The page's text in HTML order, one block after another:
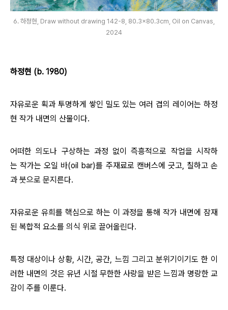
6. 하정현, Draw without drawing 142-8, 80.3x80.3cm, Oil on Canvas,
2024
하정현 (b. 1980)
자유로운 획과 투명하게 쌓인 밀도 있는 여러 겹의 레이어는 하정
현 작가 내면의 산물이다.
어떠한 의도나 구상하는 과정 없이 즉흥적으로 작업을 시작하
는 작가는 오일 바(oil bar)를 주재료로 캔버스에 긋고, 칠하고 손
과 붓으로 문지른다.
자유로운 유희를 핵심으로 하는 이 과정을 통해 작가 내면에 잠재
된 복합적 요소를 의식 위로 끌어올린다.
특정 대상이나 상황, 시간, 공간, 느낌 그리고 분위기이기도 한 이
러한 내면의 것은 유년 시절 무한한 사랑을 받은 느낌과 명랑한 교
감이 주를 이룬다.